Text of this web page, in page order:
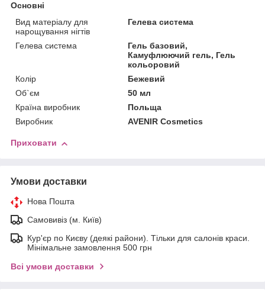
Основні
Вид матеріалу для
нарощування нігтів
Гелева система
Гелева система
Гель базовий,
Камуфлюючий гель, Гель
кольоровий
Колір
Бежевий
Об`єм
50 мл
Країна виробник
Польща
Виробник
AVENIR Cosmetics
Приховати
Умови доставки
Нова Пошта
Самовивіз (м. Київ)
Кур'єр по Києву (деякі райони). Тільки для салонів краси.
Мінімальне замовлення 500 грн
Всі умови доставки